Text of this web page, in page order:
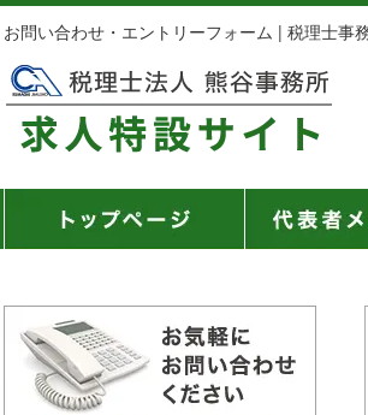
お問い合わせ・エントリーフォーム | 税理士事